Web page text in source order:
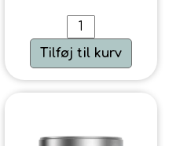
Tilføj til kurv